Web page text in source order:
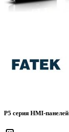
P5 серия HMI-панелей